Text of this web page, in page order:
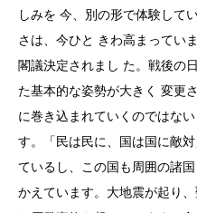
しみを 今、別の形で体験して
さは、今ひと きわ高まってい
閣議決定されまし た。戦後の
た基本的な姿勢が大きく 変更
に巻き込まれていくのではな
す。「民は民に、国は国に敵
ているし、この国も周囲の諸
かえています。大地震が起り